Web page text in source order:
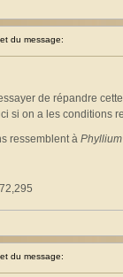
du message:
de répandre
si on a les conditions
ressemblent à
du message: